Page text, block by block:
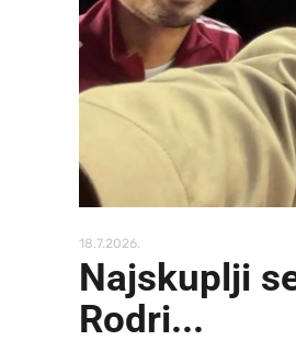
18.7.2026.
Najskuplji
Rodri...